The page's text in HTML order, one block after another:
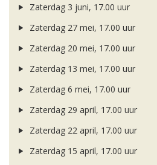
Zaterdag 3 juni, 17.00 uur
Zaterdag 27 mei, 17.00 uur
Zaterdag 20 mei, 17.00 uur
Zaterdag 13 mei, 17.00 uur
Zaterdag 6 mei, 17.00 uur
Zaterdag 29 april, 17.00 uur
Zaterdag 22 april, 17.00 uur
Zaterdag 15 april, 17.00 uur